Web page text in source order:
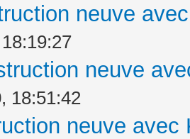
neuve
neuve
18:51:42
neuve avec